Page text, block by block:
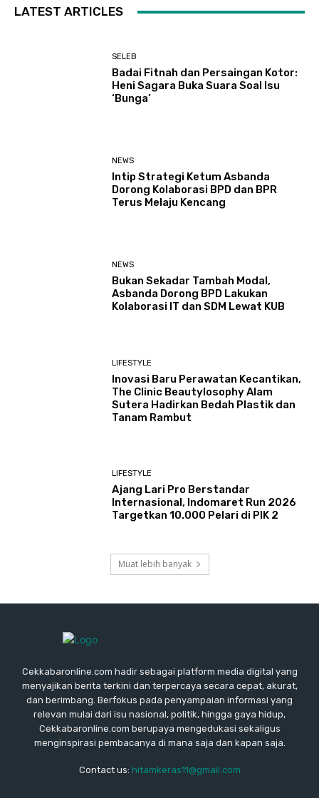
LATEST ARTICLES
SELEB
Badai Fitnah dan Persaingan Kotor:
Heni Sagara Buka Suara Soal Isu
‘Bunga’
NEWS
Intip Strategi Ketum Asbanda
Dorong Kolaborasi BPD dan BPR
Terus Melaju Kencang
NEWS
Bukan Sekadar Tambah Modal,
Asbanda Dorong BPD Lakukan
Kolaborasi IT dan SDM Lewat KUB
LIFESTYLE
Inovasi Baru Perawatan Kecantikan,
The Clinic Beautylosophy Alam
Sutera Hadirkan Bedah Plastik dan
Tanam Rambut
LIFESTYLE
Ajang Lari Pro Berstandar
Internasional, Indomaret Run 2026
Targetkan 10.000 Pelari di PIK 2
Muat lebih banyak
Cekkabaronline.com hadir sebagai platform media digital yang
menyajikan berita terkini dan terpercaya secara cepat, akurat,
dan berimbang. Berfokus pada penyampaian informasi yang
relevan mulai dari isu nasional, politik, hingga gaya hidup,
Cekkabaronline.com berupaya mengedukasi sekaligus
menginspirasi pembacanya di mana saja dan kapan saja.
Contact us: hitamkeras11@gmail.com